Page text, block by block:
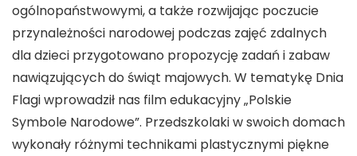
ogólnopaństwowymi, a także rozwijając poczucie
przynależności narodowej podczas zajęć zdalnych
dla dzieci przygotowano propozycję zadań i zabaw
nawiązujących do świąt majowych. W tematykę Dnia
Flagi wprowadził nas film edukacyjny „Polskie
Symbole Narodowe”. Przedszkolaki w swoich domach
wykonały różnymi technikami plastycznymi piękne